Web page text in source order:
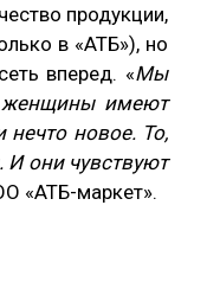
продукции,
в «АТБ»), но
вперед. «Мы
женщины имеют
нечто новое. То,
они чувствуют
«АТБ-маркет».